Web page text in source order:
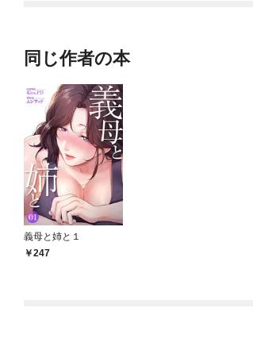
同じ作者の本
義母と姉と１
247